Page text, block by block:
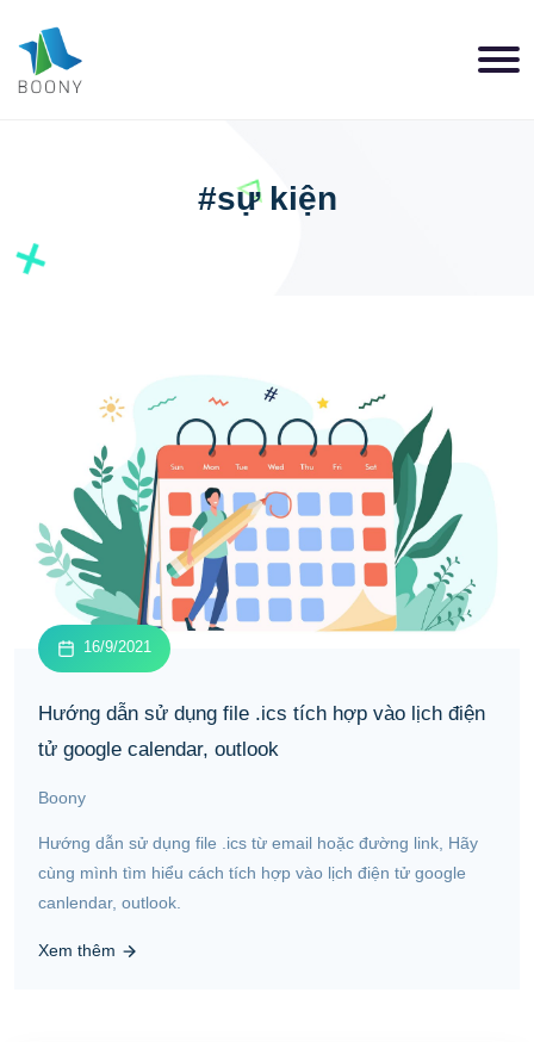
#sự kiện
16/9/2021
Hướng dẫn sử dụng file .ics tích hợp vào lịch điện
tử google calendar, outlook
Boony
Hướng dẫn sử dụng file .ics từ email hoặc đường link, Hãy
cùng mình tìm hiểu cách tích hợp vào lịch điện tử google
canlendar, outlook.
Xem thêm